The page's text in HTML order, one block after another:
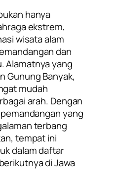
hanya
ekstrem,
wisata alam
dan
Alamatnya yang
Gunung Banyak,
mudah
arah. Dengan
yang
terbang
tempat ini
dalam daftar
di Jawa